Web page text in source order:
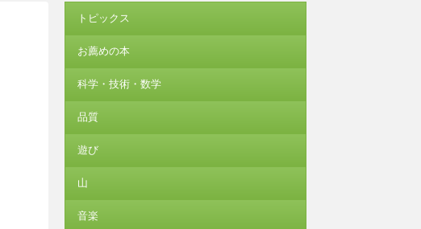
トピックス
お薦めの本
科学・技術・数学
品質
遊び
山
音楽